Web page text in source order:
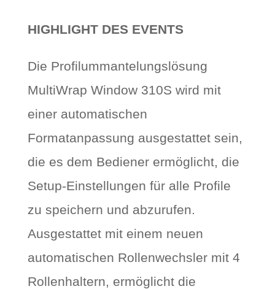
HIGHLIGHT DES EVENTS
Die Profilummantelungslösung
MultiWrap Window 310S wird mit
einer automatischen
Formatanpassung ausgestattet sein,
die es dem Bediener ermöglicht, die
Setup-Einstellungen für alle Profile
zu speichern und abzurufen.
Ausgestattet mit einem neuen
automatischen Rollenwechsler mit 4
Rollenhaltern, ermöglicht die